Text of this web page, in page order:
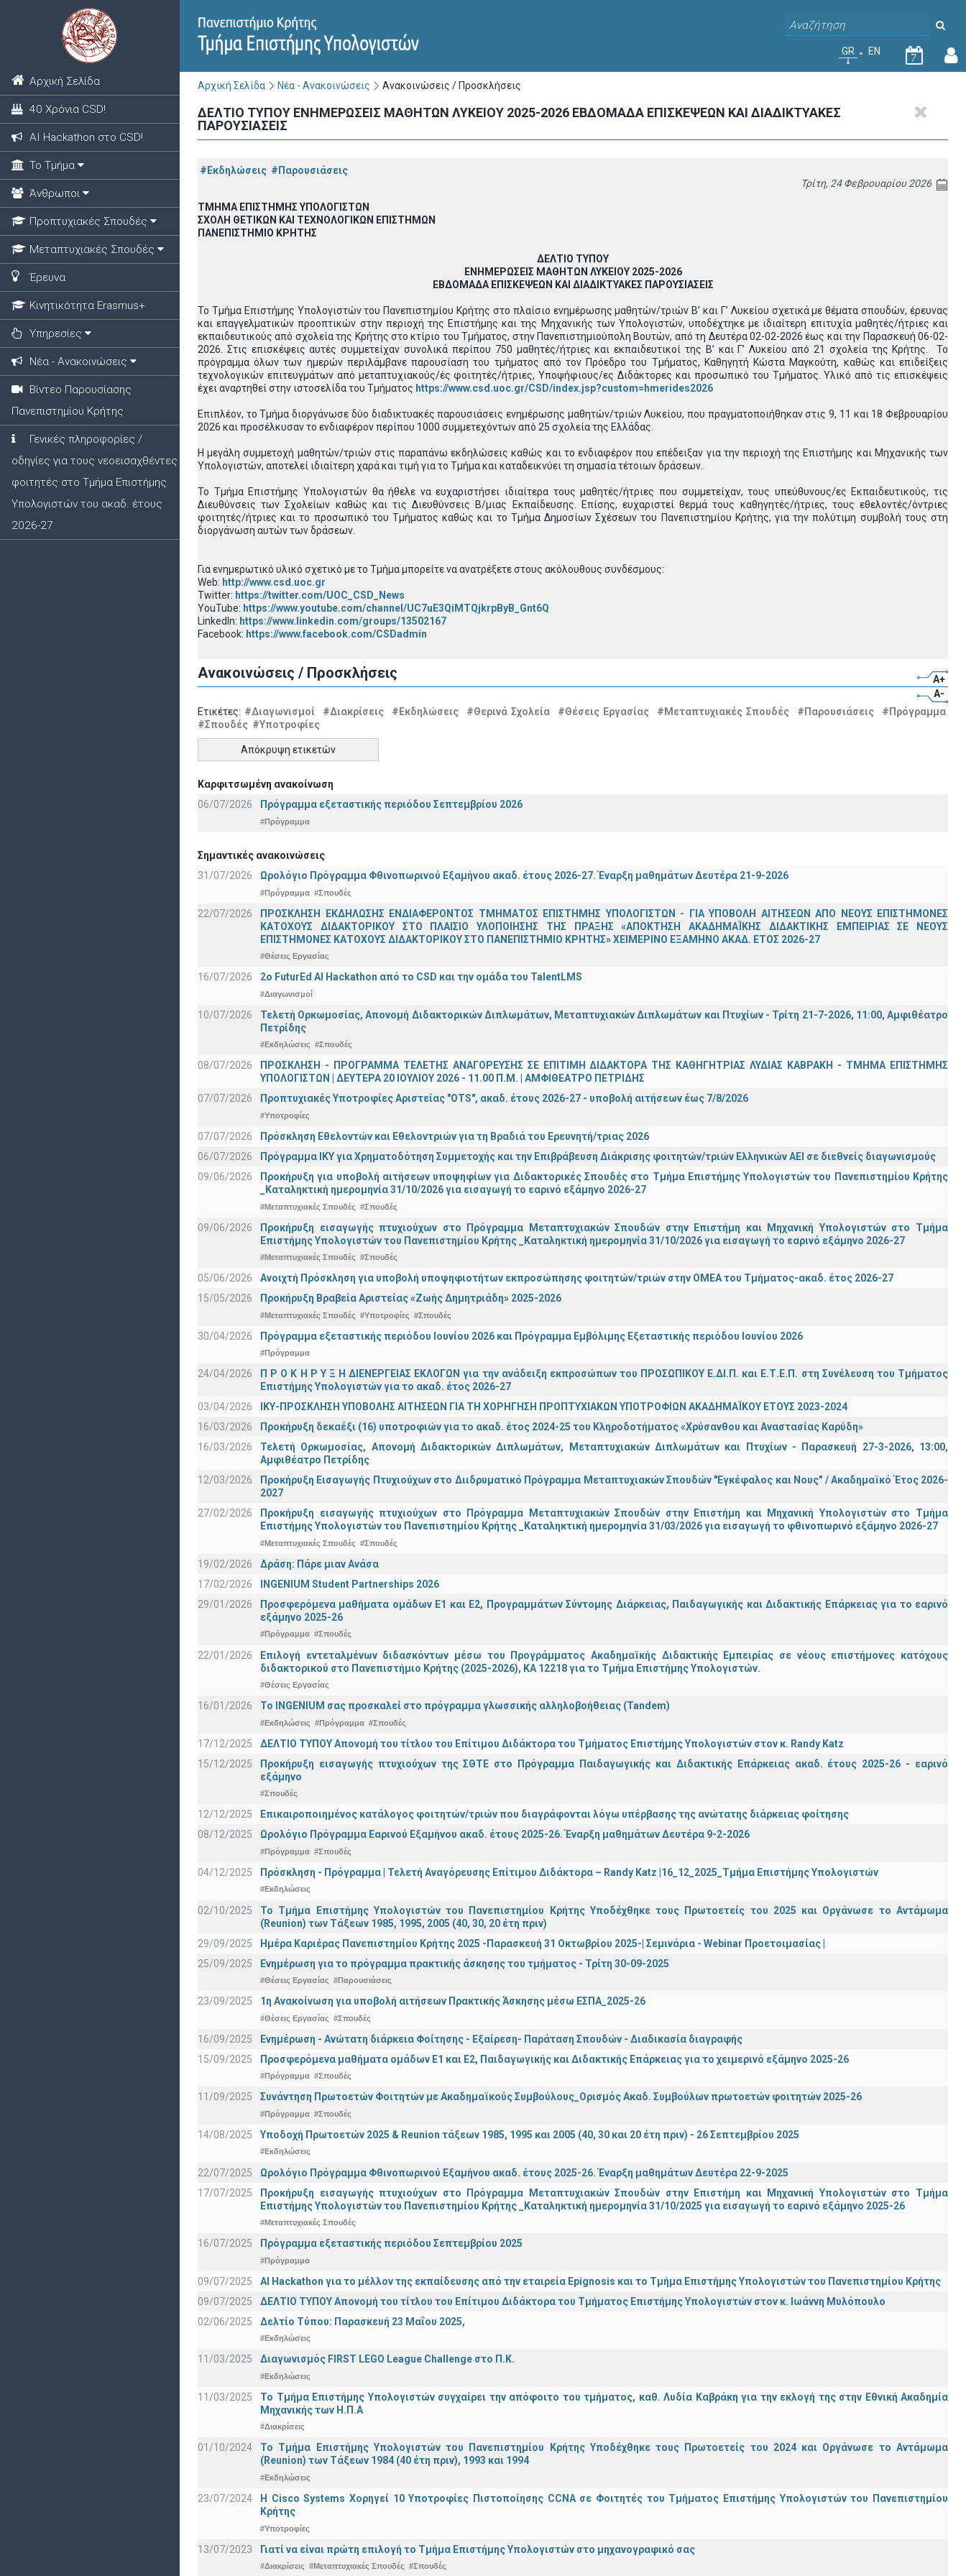
Αρχική Σελίδα
40 Χρόνια CSD!
ΑΙ Hackathon στο CSD!
Το Τμήμα
Άνθρωποι
Προπτυχιακές Σπουδές
Μεταπτυχιακές Σπουδές
Έρευνα
Κινητικότητα Erasmus+
Υπηρεσίες
Νέα - Ανακοινώσεις
Βίντεο Παρουσίασης
Πανεπιστημίου Κρήτης
Γενικές πληροφορίες /
οδηγίες για τους νεοεισαχθέντες
φοιτητές στο Τμήμα Επιστήμης
Υπολογιστών του ακαδ. έτους
2026-27
GR EN
7
Αρχική Σελίδα Νέα - Ανακοινώσεις Ανακοινώσεις / Προσκλήσεις
ΔΕΛΤΙΟ ΤΥΠΟΥ ΕΝΗΜΕΡΩΣΕΙΣ ΜΑΘΗΤΩΝ ΛΥΚΕΙΟΥ 2025-2026 ΕΒΔΟΜΑΔΑ ΕΠΙΣΚΕΨΕΩΝ ΚΑΙ ΔΙΑΔΙΚΤΥΑΚΕΣ
ΠΑΡΟΥΣΙΑΣΕΙΣ
#Εκδηλώσεις #Παρουσιάσεις
Τρίτη, 24 Φεβρουαρίου 2026
ΤΜΗΜΑ ΕΠΙΣΤΗΜΗΣ ΥΠΟΛΟΓΙΣΤΩΝ
ΣΧΟΛΗ ΘΕΤΙΚΩΝ ΚΑΙ ΤΕΧΝΟΛΟΓΙΚΩΝ ΕΠΙΣΤΗΜΩΝ
ΠΑΝΕΠΙΣΤΗΜΙΟ ΚΡΗΤΗΣ
ΔΕΛΤΙΟ ΤΥΠΟΥ
ΕΝΗΜΕΡΩΣΕΙΣ ΜΑΘΗΤΩΝ ΛΥΚΕΙΟΥ 2025-2026
ΕΒΔΟΜΑΔΑ ΕΠΙΣΚΕΨΕΩΝ ΚΑΙ ΔΙΑΔΙΚΤΥΑΚΕΣ ΠΑΡΟΥΣΙΑΣΕΙΣ
Το Τμήμα Επιστήμης Υπολογιστών του Πανεπιστημίου Κρήτης στο πλαίσιο ενημέρωσης μαθητών/τριών Β’ και Γ’ Λυκείου σχετικά με θέματα σπουδών, έρευνας
και επαγγελματικών προοπτικών στην περιοχή της Επιστήμης και της Μηχανικής των Υπολογιστών, υποδέχτηκε με ιδιαίτερη επιτυχία μαθητές/ήτριες και
εκπαιδευτικούς από σχολεία της Κρήτης στο κτίριο του Τμήματος, στην Πανεπιστημιούπολη Βουτών, από τη Δευτέρα 02-02-2026 έως και την Παρασκευή 06-02-
2026. Στις επισκέψεις αυτές συμμετείχαν συνολικά περίπου 750 μαθητές/ήτριες και εκπαιδευτικοί της Β’ και Γ’ Λυκείου από 21 σχολεία της Κρήτης. Το
πρόγραμμα όλων των ημερών περιλάμβανε παρουσίαση του τμήματος από τον Πρόεδρο του Τμήματος, Καθηγητή Κώστα Μαγκούτη, καθώς και επιδείξεις
τεχνολογικών επιτευγμάτων από μεταπτυχιακούς/ές φοιτητές/ήτριες, Υποψήφιους/ες Διδάκτορες και προσωπικό του Τμήματος. Υλικό από τις επισκέψεις
έχει αναρτηθεί στην ιστοσελίδα του Τμήματος https://www.csd.uoc.gr/CSD/index.jsp?custom=hmerides2026
Επιπλέον, το Τμήμα διοργάνωσε δύο διαδικτυακές παρουσιάσεις ενημέρωσης μαθητών/τριών Λυκείου, που πραγματοποιήθηκαν στις 9, 11 και 18 Φεβρουαρίου
2026 και προσέλκυσαν το ενδιαφέρον περίπου 1000 συμμετεχόντων από 25 σχολεία της Ελλάδας.
Η μεγάλη συμμετοχή μαθητών/τριών στις παραπάνω εκδηλώσεις καθώς και το ενδιαφέρον που επέδειξαν για την περιοχή της Επιστήμης και Μηχανικής των
Υπολογιστών, αποτελεί ιδιαίτερη χαρά και τιμή για το Τμήμα και καταδεικνύει τη σημασία τέτοιων δράσεων.
Το Τμήμα Επιστήμης Υπολογιστών θα ήθελε να ευχαριστήσει ιδιαίτερα τους μαθητές/ήτριες που συμμετείχαν, τους υπεύθυνους/ες Εκπαιδευτικούς, τις
Διευθύνσεις των Σχολείων καθώς και τις Διευθύνσεις Β/μιας Εκπαίδευσης. Επίσης, ευχαριστεί θερμά τους καθηγητές/ήτριες, τους εθελοντές/όντριες
φοιτητές/ήτριες και το προσωπικό του Τμήματος καθώς και το Τμήμα Δημοσίων Σχέσεων του Πανεπιστημίου Κρήτης, για την πολύτιμη συμβολή τους στη
διοργάνωση αυτών των δράσεων.
Για ενημερωτικό υλικό σχετικό με το Τμήμα μπορείτε να ανατρέξετε στους ακόλουθους συνδέσμους:
Web: http://www.csd.uoc.gr
Twitter: https://twitter.com/UOC_CSD_News
YouTube: https://www.youtube.com/channel/UC7uE3QiMTQjkrpByB_Gnt6Q
LinkedIn: https://www.linkedin.com/groups/13502167
Facebook: https://www.facebook.com/CSDadmin
Ανακοινώσεις / Προσκλήσεις
A+
A-
Ετικέτες: #Διαγωνισμοί #Διακρίσεις #Εκδηλώσεις #Θερινά Σχολεία #Θέσεις Εργασίας #Μεταπτυχιακές Σπουδές #Παρουσιάσεις
#Πρόγραμμα
#Σπουδές #Υποτροφίες
Απόκρυψη ετικετών
Καρφιτσωμένη ανακοίνωση
06/07/2026
Πρόγραμμα εξεταστικής περιόδου Σεπτεμβρίου 2026
#Πρόγραμμα
Σημαντικές ανακοινώσεις
31/07/2026
Ωρολόγιο Πρόγραμμα Φθινοπωρινού Εξαμήνου ακαδ. έτους 2026-27. Έναρξη μαθημάτων Δευτέρα 21-9-2026
#Πρόγραμμα #Σπουδές
22/07/2026
ΠΡΟΣΚΛΗΣΗ ΕΚΔΗΛΩΣΗΣ ΕΝΔΙΑΦΕΡΟΝΤΟΣ ΤΜΗΜΑΤΟΣ ΕΠΙΣΤΗΜΗΣ ΥΠΟΛΟΓΙΣΤΩΝ - ΓΙΑ ΥΠΟΒΟΛΗ ΑΙΤΗΣΕΩΝ ΑΠΟ ΝΕΟΥΣ ΕΠΙΣΤΗΜΟΝΕΣ
ΚΑΤΟΧΟΥΣ ΔΙΔΑΚΤΟΡΙΚΟΥ ΣΤΟ ΠΛΑΙΣΙΟ ΥΛΟΠΟΙΗΣΗΣ ΤΗΣ ΠΡΑΞΗΣ «ΑΠΟΚΤΗΣΗ ΑΚΑΔΗΜΑΪΚΗΣ ΔΙΔΑΚΤΙΚΗΣ ΕΜΠΕΙΡΙΑΣ ΣΕ ΝΕΟΥΣ
ΕΠΙΣΤΗΜΟΝΕΣ ΚΑΤΟΧΟΥΣ ΔΙΔΑΚΤΟΡΙΚΟΥ ΣΤΟ ΠΑΝΕΠΙΣΤΗΜΙΟ ΚΡΗΤΗΣ» ΧΕΙΜΕΡΙΝΟ ΕΞΑΜΗΝΟ ΑΚΑΔ. ΕΤΟΣ 2026-27
#Θέσεις Εργασίας
16/07/2026 2o FuturEd AI Hackathon από το CSD και την ομάδα του TalentLMS
#Διαγωνισμοί
10/07/2026
Τελετή Ορκωμοσίας, Απονομή Διδακτορικών Διπλωμάτων, Μεταπτυχιακών Διπλωμάτων και Πτυχίων - Τρίτη 21-7-2026, 11:00, Αμφιθέατρο
Πετρίδης
#Εκδηλώσεις #Σπουδές
08/07/2026
ΠΡΟΣΚΛΗΣΗ - ΠΡΟΓΡΑΜΜΑ ΤΕΛΕΤΗΣ ΑΝΑΓΟΡΕΥΣΗΣ ΣΕ ΕΠΙΤΙΜΗ ΔΙΔΑΚΤΟΡΑ ΤΗΣ ΚΑΘΗΓΗΤΡΙΑΣ ΛΥΔΙΑΣ ΚΑΒΡΑΚΗ - ΤΜΗΜΑ ΕΠΙΣΤΗΜΗΣ
ΥΠΟΛΟΓΙΣΤΩΝ | ΔΕΥΤΕΡΑ 20 ΙΟΥΛΙΟΥ 2026 - 11.00 Π.Μ. | ΑΜΦΙΘΕΑΤΡΟ ΠΕΤΡΙΔΗΣ
07/07/2026
Προπτυχιακές Υποτροφίες Αριστείας "OTS", ακαδ. έτους 2026-27 - υποβολή αιτήσεων έως 7/8/2026
#Υποτροφίες
07/07/2026
Πρόσκληση Εθελοντών και Εθελοντριών για τη Βραδιά του Ερευνητή/τριας 2026
06/07/2026
Πρόγραμμα ΙΚΥ για Χρηματοδότηση Συμμετοχής και την Επιβράβευση Διάκρισης φοιτητών/τριών Ελληνικών ΑΕΙ σε διεθνείς διαγωνισμούς
09/06/2026
Προκήρυξη για υποβολή αιτήσεων υποψηφίων για Διδακτορικές Σπουδές στο Τμήμα Eπιστήμης Υπολογιστών του Πανεπιστημίου Κρήτης
_Καταληκτική ημερομηνία 31/10/2026 για εισαγωγή το εαρινό εξάμηνο 2026-27
#Μεταπτυχιακές Σπουδές #Σπουδές
09/06/2026
Προκήρυξη εισαγωγής πτυχιούχων στo Πρόγραμμα Μεταπτυχιακών Σπουδών στην Επιστήμη και Μηχανική Υπολογιστών στο Τμήμα
Eπιστήμης Υπολογιστών του Πανεπιστημίου Κρήτης _Καταληκτική ημερομηνία 31/10/2026 για εισαγωγή το εαρινό εξάμηνο 2026-27
#Μεταπτυχιακές Σπουδές #Σπουδές
05/06/2026
Ανοιχτή Πρόσκληση για υποβολή υποψηφιοτήτων εκπροσώπησης φοιτητών/τριών στην ΟΜΕΑ του Τμήματος-ακαδ. έτος 2026-27
15/05/2026
Προκήρυξη Βραβεία Αριστείας «Ζωής Δημητριάδη» 2025-2026
#Μεταπτυχιακές Σπουδές #Υποτροφίες #Σπουδές
30/04/2026 Πρόγραμμα εξεταστικής περιόδου Ιουνίου 2026 και Πρόγραμμα Εμβόλιμης Εξεταστικής περιόδου Ιουνίου 2026
#Πρόγραμμα
24/04/2026
Π Ρ Ο Κ Η Ρ Υ Ξ Η ΔΙΕΝΕΡΓΕΙΑΣ ΕΚΛΟΓΩΝ για την ανάδειξη εκπροσώπων του ΠΡΟΣΩΠΙΚΟΥ Ε.ΔΙ.Π. και Ε.Τ.Ε.Π. στη Συνέλευση του Τμήματος
Επιστήμης Υπολογιστών για το ακαδ. έτος 2026-27
03/04/2026
ΙΚΥ-ΠΡΟΣΚΛΗΣΗ ΥΠΟΒΟΛΗΣ ΑΙΤΗΣΕΩΝ ΓΙΑ ΤΗ ΧΟΡΗΓΗΣΗ ΠΡΟΠΤΥΧΙΑΚΩΝ ΥΠΟΤΡΟΦΙΩΝ ΑΚΑΔΗΜΑΪΚΟΥ ΕΤΟΥΣ 2023-2024
16/03/2026
Προκήρυξη δεκαέξι (16) υποτροφιών για το ακαδ. έτος 2024-25 του Κληροδοτήματος «Χρύσανθου και Αναστασίας Καρύδη»
16/03/2026
Τελετή Ορκωμοσίας, Απονομή Διδακτορικών Διπλωμάτων, Μεταπτυχιακών Διπλωμάτων και Πτυχίων - Παρασκευή 27-3-2026, 13:00,
Αμφιθέατρο Πετρίδης
12/03/2026
Προκήρυξη Εισαγωγής Πτυχιούχων στο Διιδρυματικό Πρόγραμμα Μεταπτυχιακών Σπουδών "Εγκέφαλος και Νους" / Ακαδημαϊκό Έτος 2026-
2027
27/02/2026
Προκήρυξη εισαγωγής πτυχιούχων στo Πρόγραμμα Μεταπτυχιακών Σπουδών στην Επιστήμη και Μηχανική Υπολογιστών στο Τμήμα
Eπιστήμης Υπολογιστών του Πανεπιστημίου Κρήτης _Καταληκτική ημερομηνία 31/03/2026 για εισαγωγή το φθινοπωρινό εξάμηνο 2026-27
#Μεταπτυχιακές Σπουδές #Σπουδές
19/02/2026
Δράση: Πάρε μιαν Ανάσα
17/02/2026
INGENIUM Student Partnerships 2026
29/01/2026
Προσφερόμενα μαθήματα ομάδων Ε1 και Ε2, Προγραμμάτων Σύντομης Διάρκειας, Παιδαγωγικής και Διδακτικής Επάρκειας για το εαρινό
εξάμηνο 2025-26
#Πρόγραμμα #Σπουδές
22/01/2026
Επιλογή εντεταλμένων διδασκόντων μέσω του Προγράμματος Ακαδημαϊκής Διδακτικής Εμπειρίας σε νέους επιστήμονες κατόχους
διδακτορικού στο Πανεπιστήμιο Κρήτης (2025-2026), ΚΑ 12218 για το Τμήμα Επιστήμης Υπολογιστών.
#Θέσεις Εργασίας
16/01/2026 Το INGENIUM σας προσκαλεί στο πρόγραμμα γλωσσικής αλληλοβοήθειας (Tandem)
#Εκδηλώσεις #Πρόγραμμα #Σπουδές
17/12/2025
ΔΕΛΤΙΟ ΤΥΠΟΥ Απονομή του τίτλου του Επίτιμου Διδάκτορα του Τμήματος Επιστήμης Υπολογιστών στον κ. Randy Katz
15/12/2025
Προκήρυξη εισαγωγής πτυχιούχων της ΣΘΤΕ στο Πρόγραμμα Παιδαγωγικής και Διδακτικής Επάρκειας ακαδ. έτους 2025-26 - εαρινό
εξάμηνο
#Σπουδές
12/12/2025
Επικαιροποιημένος κατάλογος φοιτητών/τριών που διαγράφονται λόγω υπέρβασης της ανώτατης διάρκειας φοίτησης
08/12/2025
Ωρολόγιο Πρόγραμμα Εαρινού Εξαμήνου ακαδ. έτους 2025-26. Έναρξη μαθημάτων Δευτέρα 9-2-2026
#Πρόγραμμα #Σπουδές
04/12/2025 Πρόσκληση - Πρόγραμμα | Τελετή Αναγόρευσης Επίτιμου Διδάκτορα – Randy Katz |16_12_2025_Τμήμα Επιστήμης Υπολογιστών
#Εκδηλώσεις
02/10/2025
Το Τμήμα Επιστήμης Υπολογιστών του Πανεπιστημίου Κρήτης Υποδέχθηκε τους Πρωτοετείς του 2025 και Οργάνωσε το Αντάμωμα
(Reunion) των Τάξεων 1985, 1995, 2005 (40, 30, 20 έτη πριν)
29/09/2025
Ημέρα Καριέρας Πανεπιστημίου Κρήτης 2025 -Παρασκευή 31 Οκτωβρίου 2025-| Σεμινάρια - Webinar Προετοιμασίας |
25/09/2025
Ενημέρωση για το πρόγραμμα πρακτικής άσκησης του τμήματος - Τρίτη 30-09-2025
#Θέσεις Εργασίας #Παρουσιάσεις
23/09/2025 1η Ανακοίνωση για υποβολή αιτήσεων Πρακτικής Άσκησης μέσω ΕΣΠΑ_2025-26
#Θέσεις Εργασίας #Σπουδές
16/09/2025
Ενημέρωση - Ανώτατη διάρκεια Φοίτησης - Εξαίρεση- Παράταση Σπουδών - Διαδικασία διαγραφής
15/09/2025
Προσφερόμενα μαθήματα ομάδων Ε1 και Ε2, Παιδαγωγικής και Διδακτικής Επάρκειας για το χειμερινό εξάμηνο 2025-26
#Πρόγραμμα #Σπουδές
11/09/2025 Συνάντηση Πρωτοετών Φοιτητών με Ακαδημαϊκούς Συμβούλους_Ορισμός Ακαδ. Συμβούλων πρωτοετών φοιτητών 2025-26
#Πρόγραμμα #Σπουδές
14/08/2025 Υποδοχή Πρωτοετών 2025 & Reunion τάξεων 1985, 1995 και 2005 (40, 30 και 20 έτη πριν) - 26 Σεπτεμβρίου 2025
#Εκδηλώσεις
22/07/2025
Ωρολόγιο Πρόγραμμα Φθινοπωρινού Εξαμήνου ακαδ. έτους 2025-26. Έναρξη μαθημάτων Δευτέρα 22-9-2025
17/07/2025
Προκήρυξη εισαγωγής πτυχιούχων στo Πρόγραμμα Μεταπτυχιακών Σπουδών στην Επιστήμη και Μηχανική Υπολογιστών στο Τμήμα
Eπιστήμης Υπολογιστών του Πανεπιστημίου Κρήτης _Καταληκτική ημερομηνία 31/10/2025 για εισαγωγή το εαρινό εξάμηνο 2025-26
#Μεταπτυχιακές Σπουδές
16/07/2025 Πρόγραμμα εξεταστικής περιόδου Σεπτεμβρίου 2025
#Πρόγραμμα
09/07/2025
AI Hackathon για το μέλλον της εκπαίδευσης από την εταιρεία Epignosis και το Τμήμα Επιστήμης Υπολογιστών του Πανεπιστημίου Κρήτης
09/07/2025
ΔΕΛΤΙΟ ΤΥΠΟΥ Απονομή του τίτλου του Επίτιμου Διδάκτορα του Τμήματος Επιστήμης Υπολογιστών στον κ. Ιωάννη Μυλόπουλο
02/06/2025
Δελτίο Τύπου: Παρασκευή 23 Μαΐου 2025,
#Εκδηλώσεις
11/03/2025 Διαγωνισμός FIRST LEGO League Challenge στο Π.Κ.
#Εκδηλώσεις
11/03/2025
Το Τμήμα Επιστήμης Υπολογιστών συγχαίρει την απόφοιτο του τμήματος, καθ. Λυδία Καβράκη για την εκλογή της στην Εθνική Ακαδημία
Μηχανικής των Η.Π.Α
#Διακρίσεις
01/10/2024
Το Τμήμα Επιστήμης Υπολογιστών του Πανεπιστημίου Κρήτης Υποδέχθηκε τους Πρωτοετείς του 2024 και Οργάνωσε το Αντάμωμα
(Reunion) των Τάξεων 1984 (40 έτη πριν), 1993 και 1994
#Εκδηλώσεις
23/07/2024
Η Cisco Systems Χορηγεί 10 Υποτροφίες Πιστοποίησης CCNA σε Φοιτητές του Τμήματος Επιστήμης Υπολογιστών του Πανεπιστημίου
Κρήτης
#Υποτροφίες
13/07/2023 Γιατί να είναι πρώτη επιλογή το Τμήμα Επιστήμης Υπολογιστών στο μηχανογραφικό σας
#Διακρίσεις #Μεταπτυχιακές Σπουδές #Σπουδές